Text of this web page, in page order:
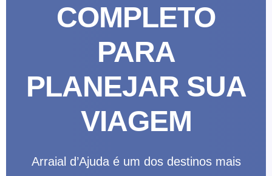
COMPLETO
PARA
PLANEJAR SUA
VIAGEM
Arraial d’Ajuda é um dos destinos mais